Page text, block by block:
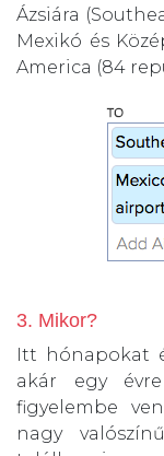
Ázsiára
Mexikó és
America (84
3. Mikor?
Itt hónapokat
akár egy
figyelembe
nagy